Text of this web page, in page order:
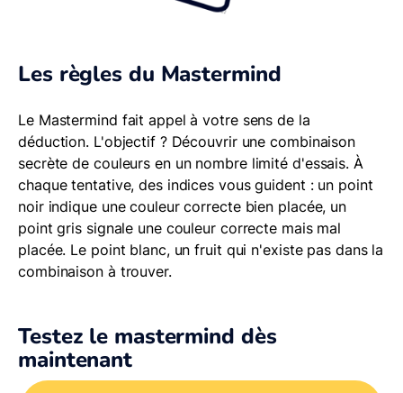
Les règles du Mastermind
Le Mastermind fait appel à votre sens de la
déduction. L'objectif ? Découvrir une combinaison
secrète de couleurs en un nombre limité d'essais. À
chaque tentative, des indices vous guident : un point
noir indique une couleur correcte bien placée, un
point gris signale une couleur correcte mais mal
placée. Le point blanc, un fruit qui n'existe pas dans la
combinaison à trouver.
Testez le mastermind dès
maintenant